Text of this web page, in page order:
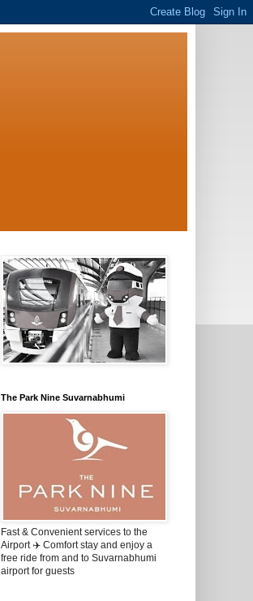
The Park Nine Suvarnabhumi
Fast & Convenient services to the
Airport ✈️ Comfort stay and enjoy a
free ride from and to Suvarnabhumi
airport for guests